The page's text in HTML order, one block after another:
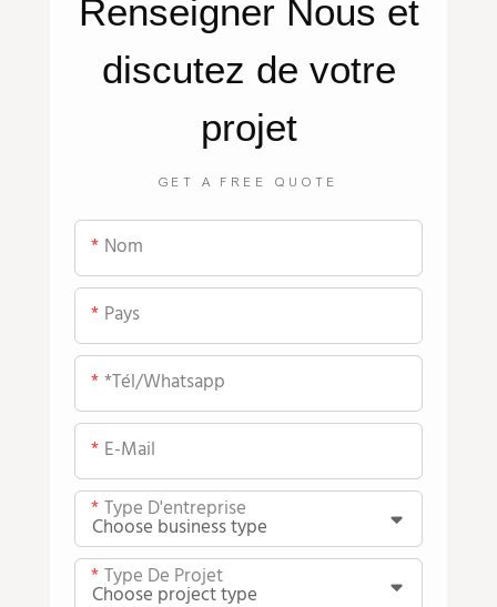
Renseigner Nous et
discutez de votre
projet
GET A FREE QUOTE
Nom
Pays
*tél/whatsapp
E-Mail
Type D'entreprise
Type De Projet